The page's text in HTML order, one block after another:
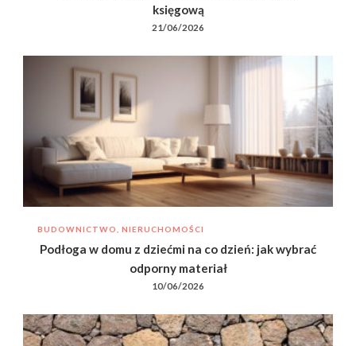
księgową
21/06/2026
BUDOWNICTWO, NIERUCHOMOŚCI
Podłoga w domu z dziećmi na co dzień: jak wybrać
odporny materiał
10/06/2026